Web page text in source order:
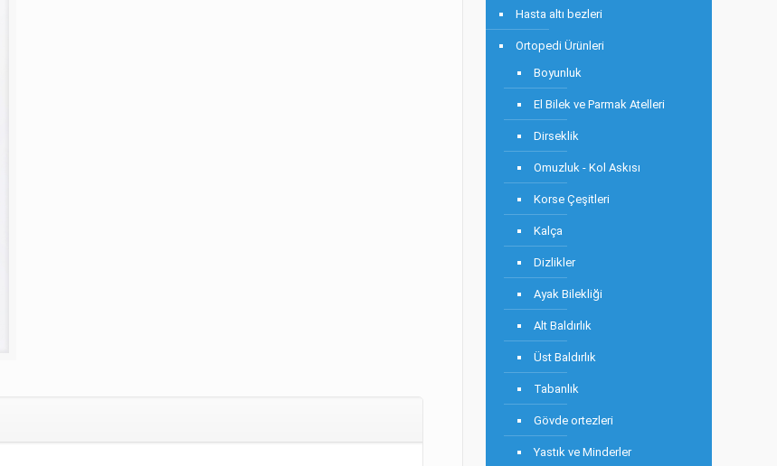
Hasta altı bezleri
Ortopedi Ürünleri
Boyunluk
El Bilek ve Parmak Atelleri
Dirseklik
Omuzluk - Kol Askısı
Korse Çeşitleri
Kalça
Dizlikler
Ayak Bilekliği
Alt Baldırlık
Üst Baldırlık
Tabanlık
Gövde ortezleri
Yastık ve Minderler